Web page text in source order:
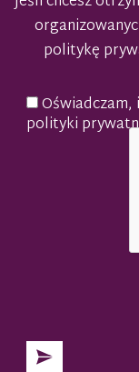
politykę
Oświadczam,
polityki